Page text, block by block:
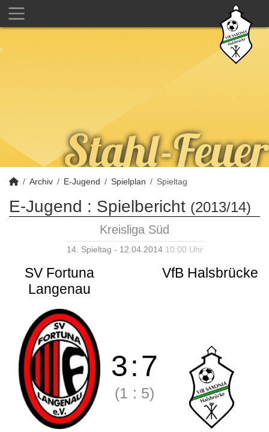
Archiv E-Jugend Spielplan Spieltag
E-Jugend : Spielbericht (2013/14)
Kreisliga Süd
14. Spieltag - 12.04.2014 10:00 Uhr
SV Fortuna
Langenau
VfB Halsbrücke
3:7
(1 : 5)